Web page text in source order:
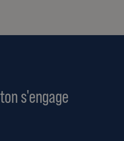
s'engage